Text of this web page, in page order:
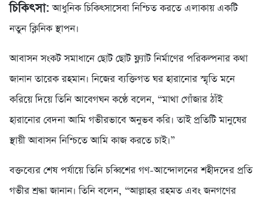
চিকিৎসা: আধুনিক চিকিৎসাসেবা নিশ্চিত করতে এলাকায় একটি
নতুন ক্লিনিক স্থাপন।
আবাসন সংকট সমাধানে ছোট ছোট ফ্ল্যাট নির্মাণের পরিকল্পনার কথা
জানান তারেক রহমান। নিজের ব্যক্তিগত ঘর হারানোর স্মৃতি মনে
করিয়ে দিয়ে তিনি আবেগঘন কণ্ঠে বলেন, “মাথা গোঁজার ঠাঁই
হারানোর বেদনা আমি গভীরভাবে অনুভব করি। তাই প্রতিটি মানুষের
স্থায়ী আবাসন নিশ্চিতে আমি কাজ করতে চাই।”
বক্তব্যের শেষ পর্যায়ে তিনি চব্বিশের গণ-আন্দোলনের শহীদদের প্রতি
গভীর শ্রদ্ধা জানান। তিনি বলেন, “আল্লাহর রহমত এবং জনগণের